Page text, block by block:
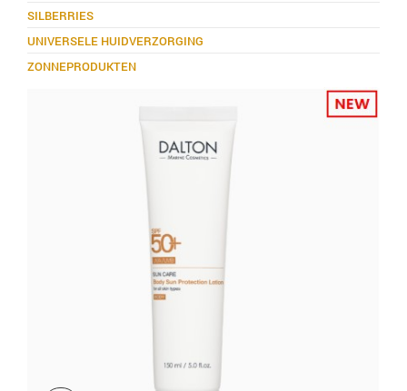
SILBERRIES
UNIVERSELE HUIDVERZORGING
ZONNEPRODUKTEN